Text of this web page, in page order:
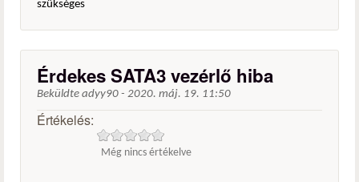
szükséges
Érdekes SATA3 vezérlő hiba
Beküldte adyy90 - 2020. máj. 19. 11:50
Értékelés:
Még nincs értékelve